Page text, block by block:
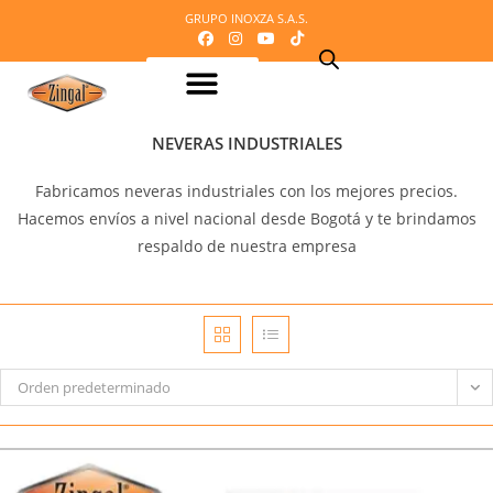
GRUPO INOXZA S.A.S.
NEVERAS INDUSTRIALES
Fabricamos neveras industriales con los mejores precios.
Hacemos envíos a nivel nacional desde Bogotá y te brindamos
respaldo de nuestra empresa
Orden predeterminado